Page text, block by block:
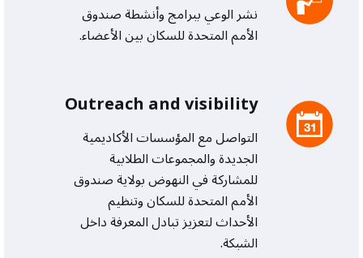
نشر الوعي ببرامج وأنشطة صندوق
الأمم المتحدة للسكان بين الأعضاء.
Outreach and visibility
التواصل مع المؤسسات الأكاديمية
الجديدة والمجموعات الطلابية
للمشاركة في النهوض بولاية صندوق
الأمم المتحدة للسكان وتنظيم
الأحداث لتعزيز تبادل المعرفة داخل
الشبكة.